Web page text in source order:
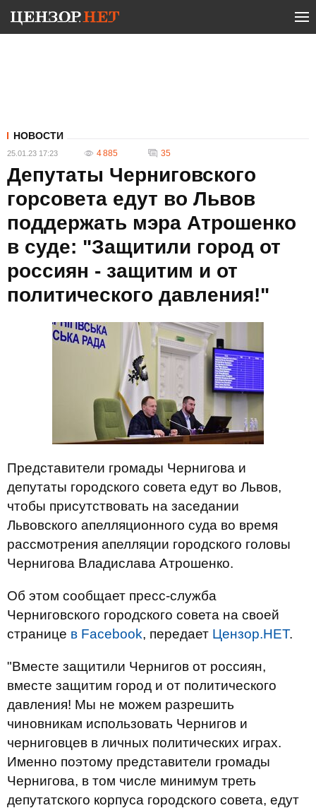
НОВОСТИ
25.01.23 17:23 4 885 35
Депутаты Черниговского
горсовета едут во Львов
поддержать мэра Атрошенко
в суде: "Защитили город от
россиян - защитим и от
политического давления!"
Представители громады Чернигова и
депутаты городского совета едут во Львов,
чтобы присутствовать на заседании
Львовского апелляционного суда во время
рассмотрения апелляции городского головы
Чернигова Владислава Атрошенко.
Об этом сообщает пресс-служба
Черниговского городского совета на своей
странице в Facebook, передает Цензор.НЕТ.
"Вместе защитили Чернигов от россиян,
вместе защитим город и от политического
давления! Мы не можем разрешить
чиновникам использовать Чернигов и
черниговцев в личных политических играх.
Именно поэтому представители громады
Чернигова, в том числе минимум треть
депутатского корпуса городского совета, едут